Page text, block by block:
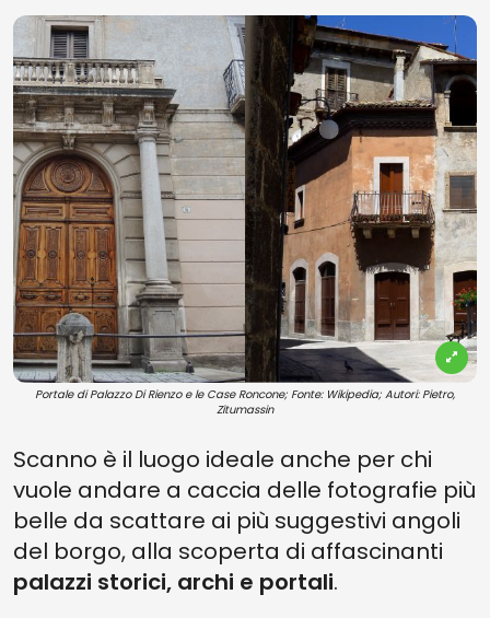
Portale di Palazzo Di Rienzo e le Case Roncone; Fonte: Wikipedia; Autori: Pietro,
Zitumassin
Scanno è il luogo ideale anche per chi
vuole andare a caccia delle fotografie più
belle da scattare ai più suggestivi angoli
del borgo, alla scoperta di affascinanti
palazzi storici, archi e portali.